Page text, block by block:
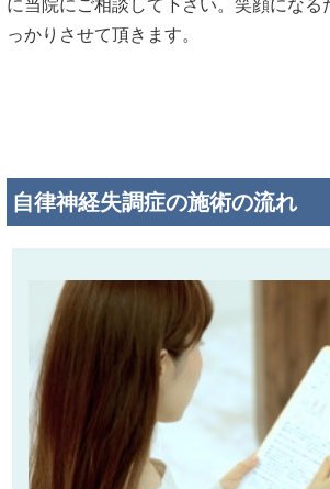
に当院にご相談して下さい。笑顔になる
っかりさせて頂きます。
自律神経失調症の施術の流れ